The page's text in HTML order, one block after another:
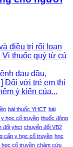
điều trị rối loạn
thuốc quý từ củ
đau đầu,
Đối với trẻ em thì
ý kiến của...
bài thuốc YHCT bài
học cổ truyền thuốc đông
đổi yhct chuyển đổi VB2
cấp y học cổ truyền học
học cổ truyền châm cứu